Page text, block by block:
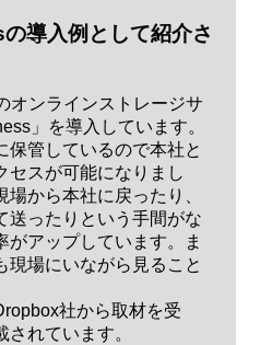
導入例として紹介さ
オンラインストレージサ
」を導入しています。
保管しているので本社と
セスが可能になりまし
から本社に戻ったり、
送ったりという手間がな
がアップしています。ま
現場にいながら見ること
社から取材を受
れています。